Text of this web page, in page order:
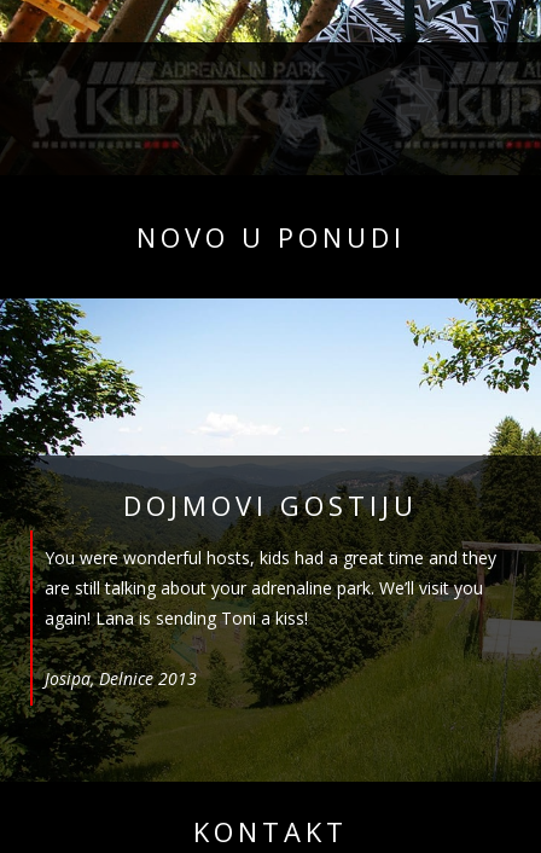
NOVO U PONUDI
DOJMOVI GOSTIJU
You were wonderful hosts, kids had a great time and they
are still talking about your adrenaline park. We’ll visit you
again! Lana is sending Toni a kiss!
Josipa, Delnice 2013
KONTAKT